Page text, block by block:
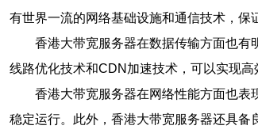
有世界一流的网络基础设施和通信技术，保
香港大带宽服务器在数据传输方面也
线路优化技术和CDN加速技术，可以实现
香港大带宽服务器在网络性能方面也表
稳定运行。此外，香港大带宽服务器还具备